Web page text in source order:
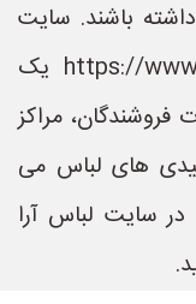
باشند. سایت
لباس آرا به نشانی https://www.LebasAra.ir یک
مراکز
های لباس می
در سایت لباس آرا